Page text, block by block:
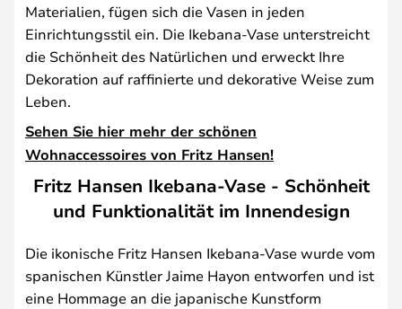
Materialien, fügen sich die Vasen in jeden
Einrichtungsstil ein. Die Ikebana-Vase unterstreicht
die Schönheit des Natürlichen und erweckt Ihre
Dekoration auf raffinierte und dekorative Weise zum
Leben.
Sehen Sie hier mehr der schönen
Wohnaccessoires von Fritz Hansen!
Fritz Hansen Ikebana-Vase - Schönheit
und Funktionalität im Innendesign
Die ikonische Fritz Hansen Ikebana-Vase wurde vom
spanischen Künstler Jaime Hayon entworfen und ist
eine Hommage an die japanische Kunstform